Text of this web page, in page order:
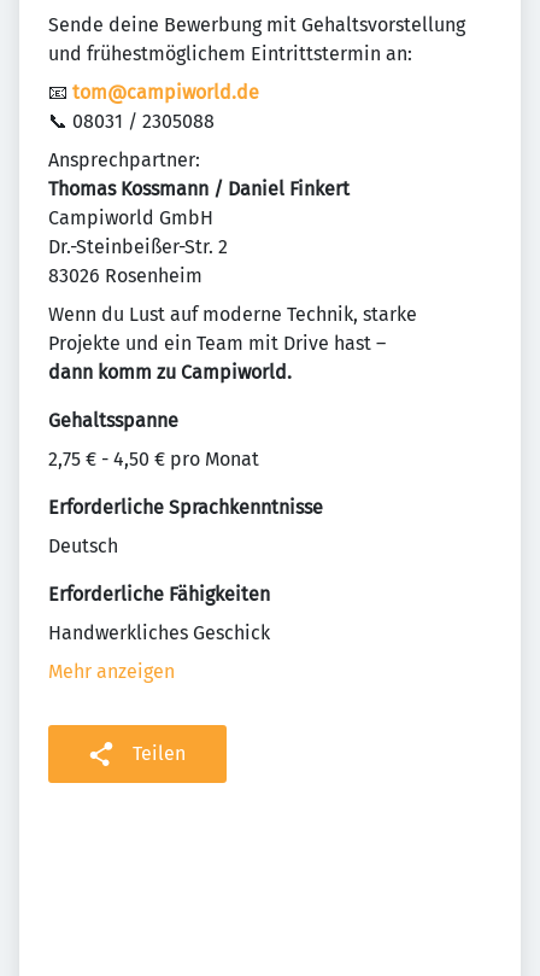
Sende deine Bewerbung mit Gehaltsvorstellung
und frühestmöglichem Eintrittstermin an:
📧 tom@campiworld.de
📞 08031 / 2305088
Ansprechpartner:
Thomas Kossmann / Daniel Finkert
Campiworld GmbH
Dr.-Steinbeißer-Str. 2
83026 Rosenheim
Wenn du Lust auf moderne Technik, starke
Projekte und ein Team mit Drive hast –
dann komm zu Campiworld.
Gehaltsspanne
2,75 € - 4,50 € pro Monat
Erforderliche Sprachkenntnisse
Deutsch
Erforderliche Fähigkeiten
Handwerkliches Geschick
Mehr anzeigen
Teilen